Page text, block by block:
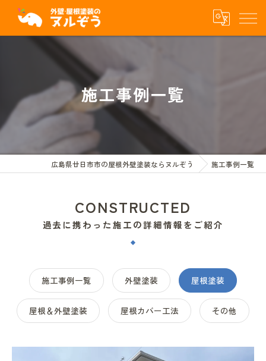
施工事例一覧
広島県廿日市市の屋根外壁塗装ならヌルぞう 施工事例一覧
CONSTRUCTED
過去に携わった施工の詳細情報をご紹介
施工事例一覧 外壁塗装 屋根塗装
屋根＆外壁塗装 屋根カバー工法 その他